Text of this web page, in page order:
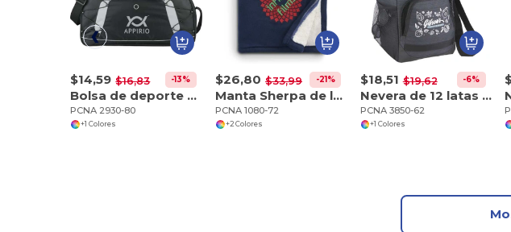
$14,59 $16,83 -13%
Bolsa de deporte Shockwave 19
PCNA 2930-80
+1 Colores
$26,80 $33,99 -21%
Manta Sherpa de lana a cuadros
PCNA 1080-72
+2 Colores
$18,51 $19,62 -6%
Nevera de 12 latas NBN Mayfair
PCNA 3850-62
+1 Colores